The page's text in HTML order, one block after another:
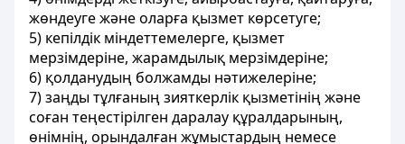
жөндеуге және оларға қызмет көрсетуге;
5) кепiлдiк мiндеттемелерге, қызмет
мерзiмдерiне, жарамдылық мерзiмдерiне;
6) қолданудың болжамды нәтижелерiне;
7) заңды тұлғаның зияткерлiк қызметiнiң және
соған теңестiрiлген даралау құралдарының,
өнiмнiң, орындалған жұмыстардың немесе